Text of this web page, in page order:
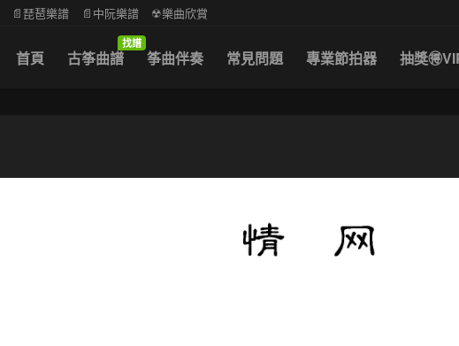
首頁 古筝曲譜
找譜
筝曲伴奏 常見問題 專業節拍器 抽獎
📄琵琶樂譜 📄中阮樂譜 ☢樂曲欣賞